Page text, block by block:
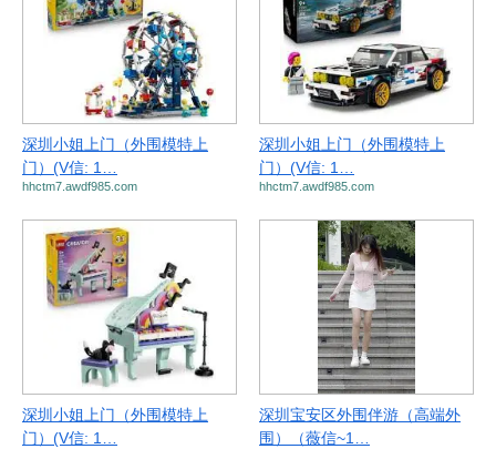
深圳小姐上门（外围模特上
门）(V信: 1…
hhctm7.awdf985.com
深圳小姐上门（外围模特上
门）(V信: 1…
hhctm7.awdf985.com
深圳小姐上门（外围模特上
门）(V信: 1…
深圳宝安区外围伴游（高端外
围）（薇信~1…